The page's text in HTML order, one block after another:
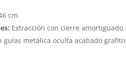
cm
Extracción con cierre amortiguado
guías metálica oculta acabado grafito